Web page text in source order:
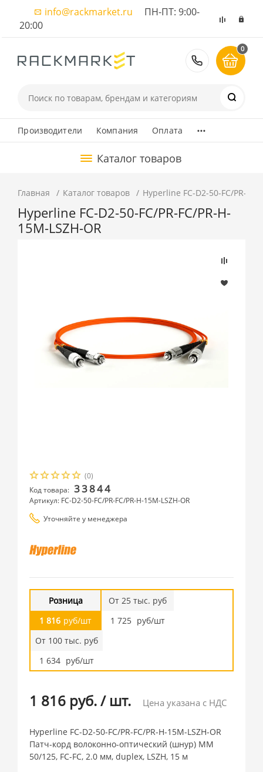
info@rackmarket.ru ПН-ПТ: 9:00-
20:00
8 (495)
0
Производители Компания Оплата ...
Каталог товаров
Главная Каталог товаров Hyperline FC-D2-50-FC/PR-FC/
Hyperline FC-D2-50-FC/PR-FC/PR-H-
15M-LSZH-OR
(0)
Код товара: 33844
Артикул: FC-D2-50-FC/PR-FC/PR-H-15M-LSZH-OR
Уточняйте у менеджера
Розница
1 816 руб/шт
От 25 тыс. руб
1 725 руб/шт
От 100 тыс. руб
1 634 руб/шт
1 816 руб./ шт. Цена указана с НДС
Hyperline FC-D2-50-FC/PR-FC/PR-H-15M-LSZH-OR
Патч-корд волоконно-оптический (шнур) MM
50/125, FC-FC, 2.0 мм, duplex, LSZH, 15 м